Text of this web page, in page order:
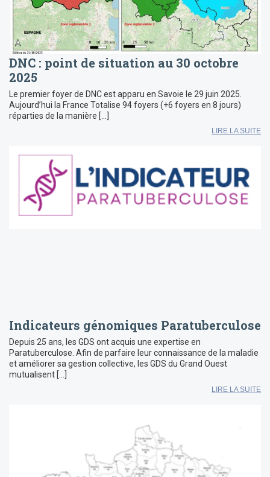
DNC : point de situation au 30 octobre
2025
Le premier foyer de DNC est apparu en Savoie le 29 juin 2025.
Aujourd’hui la France Totalise 94 foyers (+6 foyers en 8 jours)
réparties de la manière […]
LIRE LA SUITE
Indicateurs génomiques Paratuberculose
Depuis 25 ans, les GDS ont acquis une expertise en
Paratuberculose. Afin de parfaire leur connaissance de la maladie
et améliorer sa gestion collective, les GDS du Grand Ouest
mutualisent […]
LIRE LA SUITE